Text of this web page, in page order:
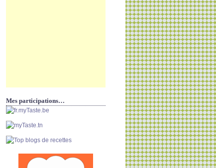
Mes participations…